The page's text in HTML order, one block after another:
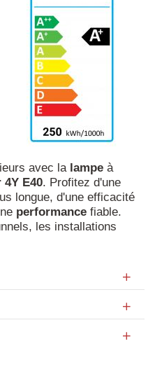
avec la lampe à
4Y E40. Profitez d'une
longue, d'une efficacité
performance fiable.
les installations